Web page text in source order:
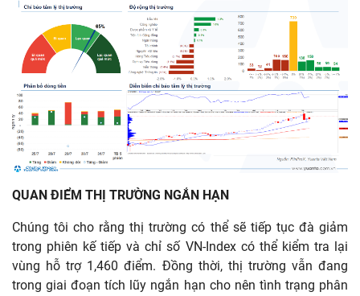
QUAN ĐIỂM THỊ TRƯỜNG NGẮN HẠN
Chúng tôi cho rằng thị trường có thể sẽ tiếp tục đà giảm
trong phiên kế tiếp và chỉ số VN-Index có thể kiểm tra lại
vùng hỗ trợ 1,460 điểm. Đồng thời, thị trường vẫn đang
trong giai đoạn tích lũy ngắn hạn cho nên tình trạng phân